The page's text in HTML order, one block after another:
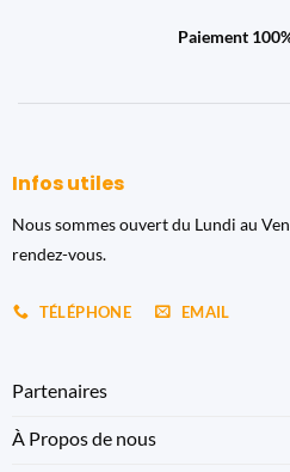
Paiement
Infos utiles
Nous sommes ouvert du Lundi au
rendez-vous.
TÉLÉPHONE EMAIL
Partenaires
À Propos de nous